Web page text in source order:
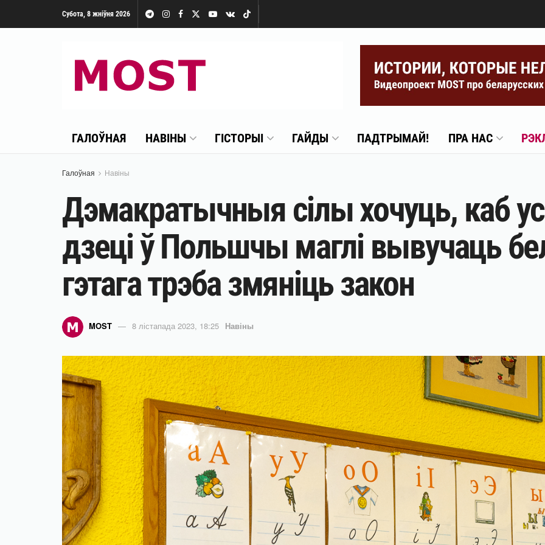
Субота, 8 жніўня 2026
ГАЛОЎНАЯ НАВІНЫ ГІСТОРЫІ ГАЙДЫ ПАДТРЫМАЙ! ПРА НАС
Галоўная Навіны
Дэмакратычныя сілы хочуць, каб
дзеці ў Польшчы маглі вывучаць
гэтага трэба змяніць закон
MOST 8 лістапада 2023, 18:25 Навіны